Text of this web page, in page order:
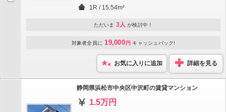
1R / 15.54m²
ただいま 3人 が検討中！
対象者全員に 19,000 円 キャッシュバック!
お気に入りに追加 詳細を見る
静岡県浜松市中央区中沢町の賃貸マンション
1.5万円